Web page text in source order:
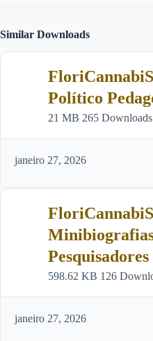
Similar Downloads
Político
21 MB 265 Downloads
janeiro 27, 2026
Pesquisadores
598.62 KB 126
janeiro 27, 2026